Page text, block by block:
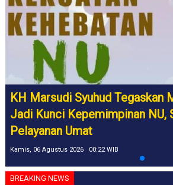
KH Marsudi Syuhud Tegaskan
Jadi Kunci Kepemimpinan NU,
Pelayanan Umat
Kamis, 06 Agustus 2026 00:22 WIB
BREAKING NEWS